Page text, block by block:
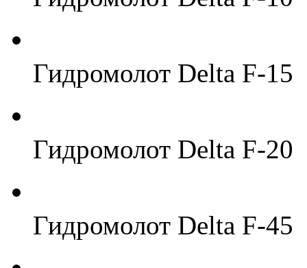
Гидромолот Delta F-15
Гидромолот Delta F-20
Гидромолот Delta F-45